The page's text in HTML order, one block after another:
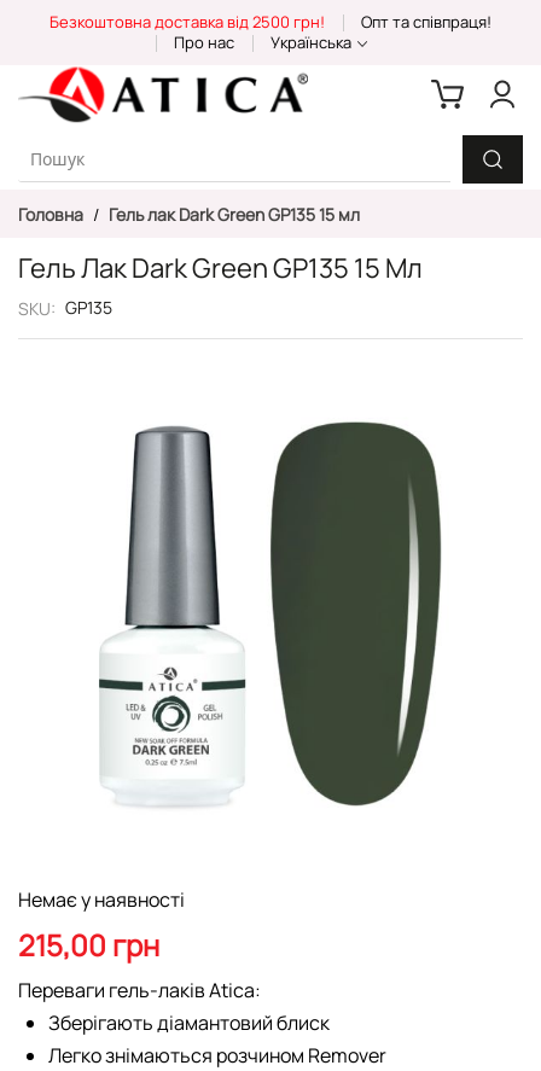
Content
Безкоштовна доставка від 2500 грн!
Опт та співпраця!
Про нас
Українська
Головна Гель лак Dark Green GP135 15 мл
Гель Лак Dark Green GP135 15 Мл
SKU GP135
до
початку
галереї
зображень
Немає у наявності
215,00 грн
Переваги гель-лаків Atica:
Зберігають діамантовий блиск
Легко знімаються розчином Remover